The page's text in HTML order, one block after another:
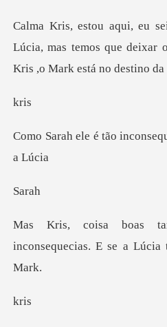
Lúcia, mas temos que deixar
r
a
inconsequecias. E se a Lúc
r